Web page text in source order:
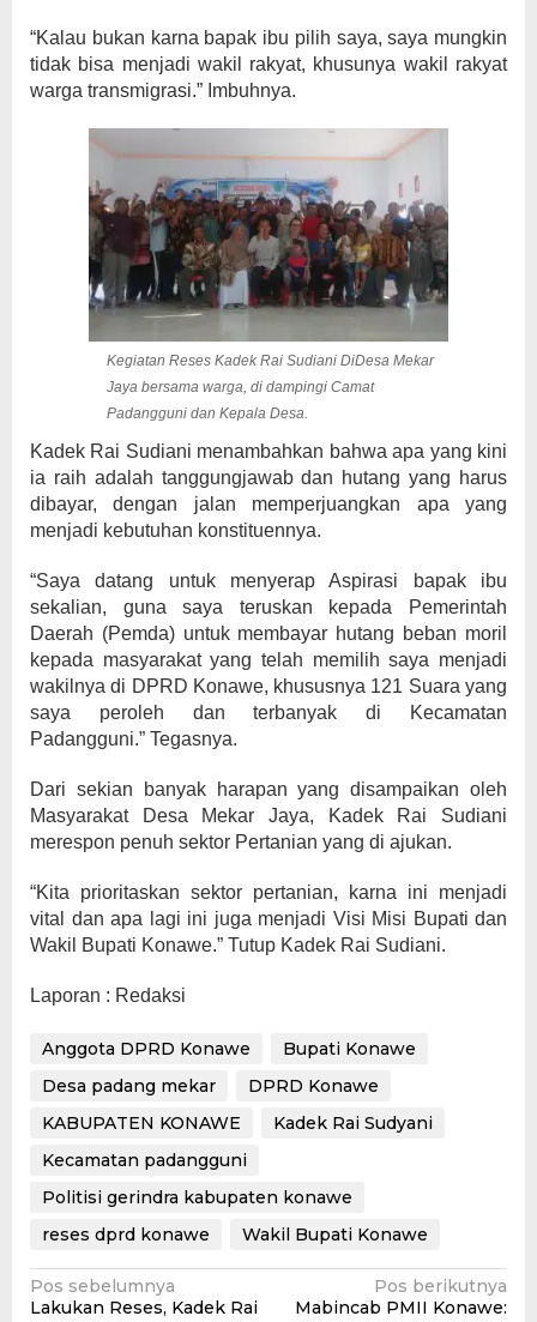
“Kalau bukan karna bapak ibu pilih saya, saya mungkin
tidak bisa menjadi wakil rakyat, khusunya wakil rakyat
warga transmigrasi.” Imbuhnya.
Kegiatan Reses Kadek Rai Sudiani DiDesa Mekar
Jaya bersama warga, di dampingi Camat
Padangguni dan Kepala Desa.
Kadek Rai Sudiani menambahkan bahwa apa yang kini
ia raih adalah tanggungjawab dan hutang yang harus
dibayar, dengan jalan memperjuangkan apa yang
menjadi kebutuhan konstituennya.
“Saya datang untuk menyerap Aspirasi bapak ibu
sekalian, guna saya teruskan kepada Pemerintah
Daerah (Pemda) untuk membayar hutang beban moril
kepada masyarakat yang telah memilih saya menjadi
wakilnya di DPRD Konawe, khususnya 121 Suara yang
saya peroleh dan terbanyak di Kecamatan
Padangguni.” Tegasnya.
Dari sekian banyak harapan yang disampaikan oleh
Masyarakat Desa Mekar Jaya, Kadek Rai Sudiani
merespon penuh sektor Pertanian yang di ajukan.
“Kita prioritaskan sektor pertanian, karna ini menjadi
vital dan apa lagi ini juga menjadi Visi Misi Bupati dan
Wakil Bupati Konawe.” Tutup Kadek Rai Sudiani.
Laporan : Redaksi
Anggota DPRD Konawe
Bupati Konawe
Desa padang mekar
DPRD Konawe
KABUPATEN KONAWE
Kadek Rai Sudyani
Kecamatan padangguni
Politisi gerindra kabupaten konawe
reses dprd konawe
Wakil Bupati Konawe
Navigasi
Pos sebelumnya
Lakukan Reses, Kadek Rai
Pos berikutnya
Mabincab PMII Konawe: